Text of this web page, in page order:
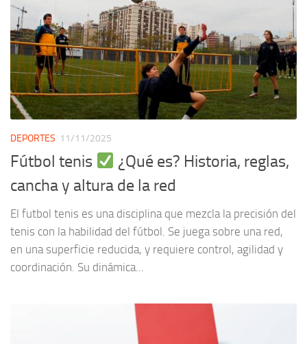
DEPORTES 11/11/2025
Fútbol tenis
¿Qué es? Historia, reglas,
cancha y altura de la red
El futbol tenis es una disciplina que mezcla la precisión del
tenis con la habilidad del fútbol. Se juega sobre una red,
en una superficie reducida, y requiere control, agilidad y
coordinación. Su dinámica...